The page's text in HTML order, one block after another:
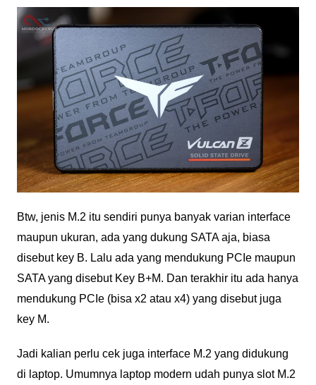
Btw, jenis M.2 itu sendiri punya banyak varian interface
maupun ukuran, ada yang dukung SATA aja, biasa
disebut key B. Lalu ada yang mendukung PCIe maupun
SATA yang disebut Key B+M. Dan terakhir itu ada hanya
mendukung PCIe (bisa x2 atau x4) yang disebut juga
key M.
Jadi kalian perlu cek juga interface M.2 yang didukung
di laptop. Umumnya laptop modern udah punya slot M.2